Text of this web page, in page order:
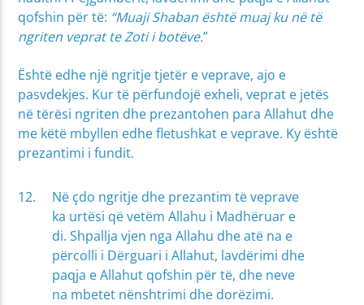
qofshin për të: “Muaji Shaban është muaj ku në të
ngriten veprat te Zoti i botëve.”
Është edhe një ngritje tjetër e veprave, ajo e
pasvdekjes. Kur të përfundojë exheli, veprat e jetës
në tërësi ngriten dhe prezantohen para Allahut dhe
me këtë mbyllen edhe fletushkat e veprave. Ky është
prezantimi i fundit.
Në çdo ngritje dhe prezantim të veprave
ka urtësi që vetëm Allahu i Madhëruar e
di. Shpallja vjen nga Allahu dhe atë na e
përcolli i Dërguari i Allahut, lavdërimi dhe
paqja e Allahut qofshin për të, dhe neve
na mbetet nënshtrimi dhe dorëzimi.